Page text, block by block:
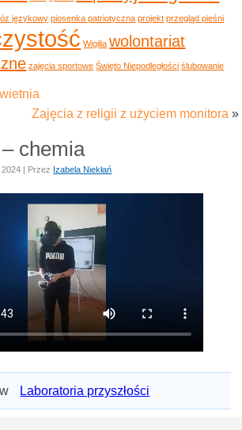
językowy piosenka patriotyczna projekt przegląd pieśni
Wigilia wolontariat
zajęcia sportowe Święto Niepodległości ślubowanie
Zajęcia z religii z użyciem monitora »
chemia
2024 | Przez Izabela Niekłań
Laboratoria przyszłości